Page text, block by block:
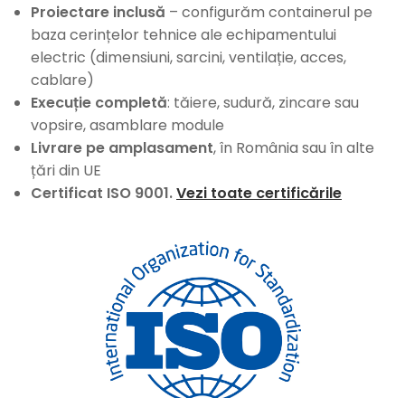
Proiectare inclusă – configurăm containerul pe
baza cerințelor tehnice ale echipamentului
electric (dimensiuni, sarcini, ventilație, acces,
cablare)
Execuție completă: tăiere, sudură, zincare sau
vopsire, asamblare module
Livrare pe amplasament, în România sau în alte
țări din UE
Certificat ISO 9001.Vezi toate certificările